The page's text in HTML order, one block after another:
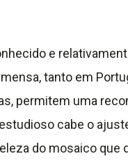
e
tanto em
permitem uma
cabe o
do mosaico